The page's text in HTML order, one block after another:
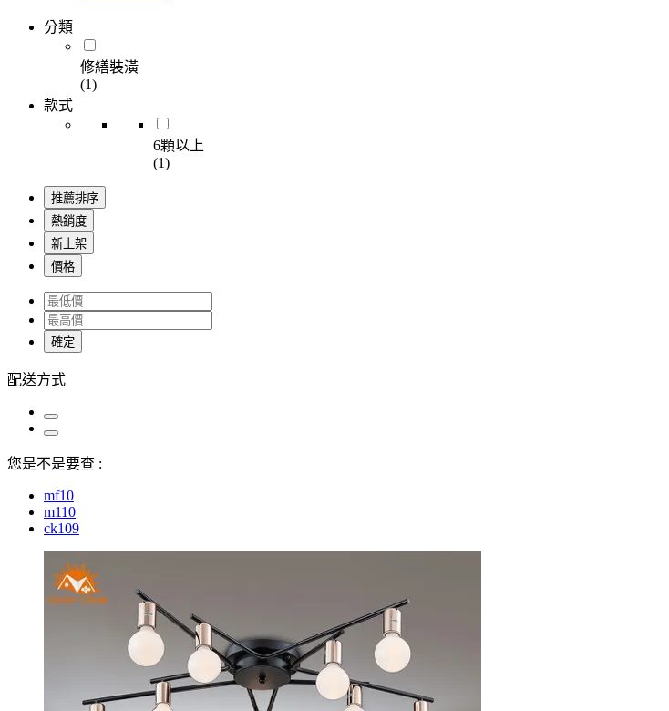
分類
修繕裝潢
(1)
款式
6顆以上
(1)
推薦排序
熱銷度
新上架
價格
確定
配送方式
您是不是要查 :
mf10
m110
ck109